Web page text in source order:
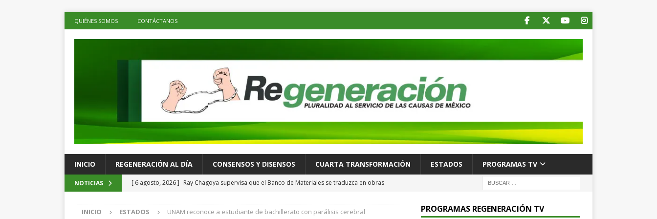
QUIÉNES SOMOS CONTÁCTANOS
INICIO REGENERACIÓN AL DÍA CONSENSOS Y DISENSOS CUARTA TRANSFORMACIÓN ESTADOS PROGRAMAS TV
NOTICIAS [ 6 agosto, 2026 ] Ray Chagoya supervisa que el Banco de Materiales se traduzca en obras
[ 6 agosto, 2026 ] Advierten posible desastre ambiental por derrame de petróleo de buque
INICIO ESTADOS UNAM reconoce a estudiante de bachillerato con parálisis cerebral PROGRAMAS REGENERACIÓN TV